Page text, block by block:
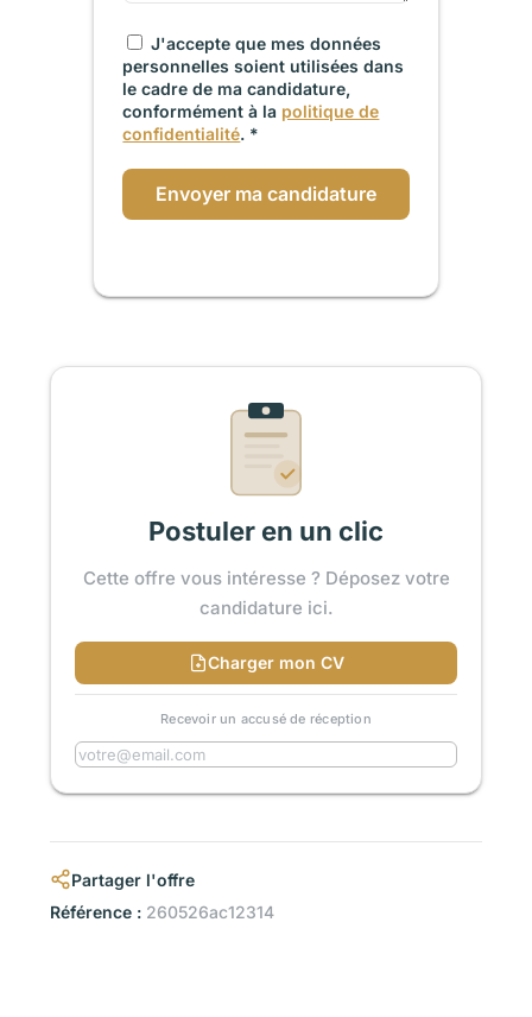
J'accepte que mes données
personnelles soient utilisées dans
le cadre de ma candidature,
conformément à la politique de
confidentialité. *
Envoyer ma candidature
Postuler en un clic
Cette offre vous intéresse ? Déposez votre
candidature ici.
Charger mon CV
Recevoir un accusé de réception
Partager l'offre
Référence : 260526ac12314